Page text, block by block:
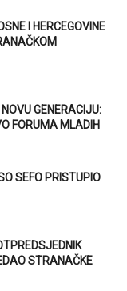
I HERCEGOVINE
GENERACIJU:
FORUMA MLADIH
SEFO PRISTUPIO
STRANAČKE